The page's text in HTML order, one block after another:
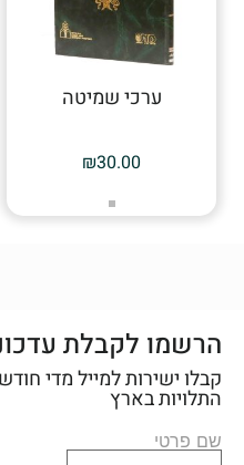
ערכי שמיטה
₪30.00
הרשמו לקבלת
קבלו ישירות למייל מדי
התלויות בארץ
שם פרטי